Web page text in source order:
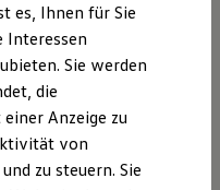
§ 18 Abs. 2 MStV:
es, Ihnen für Sie
Interessen
Sie werden
die
Anzeige zu
von
zu steuern. Sie